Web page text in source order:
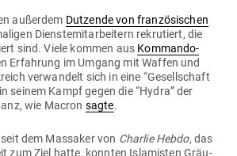
außerdem Dut­zende von fran­zö­si­schen
Diens­te­mit­ar­beitern rekru­tiert, die
sind. Viele kommen aus Kom­man­do­
Erfahrung im Umgang mit Waffen und
ver­wandelt sich in eine “Gesell­schaft
seinem Kampf gegen die “Hydra” der
wie Macron sagte.
dem Mas­saker von Charlie Hebdo, das
zum Ziel hatte, konnten Isla­misten Gräu­